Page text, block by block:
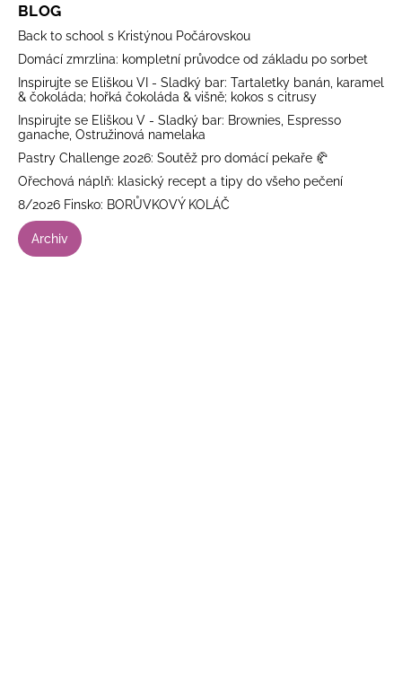
BLOG
Back to school s Kristýnou Počárovskou
Domácí zmrzlina: kompletní průvodce od základu po sorbet
Inspirujte se Eliškou VI - Sladký bar: Tartaletky banán, karamel
& čokoláda; hořká čokoláda & višně; kokos s citrusy
Inspirujte se Eliškou V - Sladký bar: Brownies, Espresso
ganache, Ostružinová namelaka
Pastry Challenge 2026: Soutěž pro domácí pekaře 🥐
Ořechová náplň: klasický recept a tipy do všeho pečení
8/2026 Finsko: BORŮVKOVÝ KOLÁČ
Archiv